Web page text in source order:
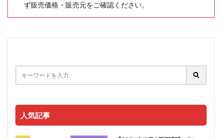
ず販売価格・販売元をご確認ください。
人気記事